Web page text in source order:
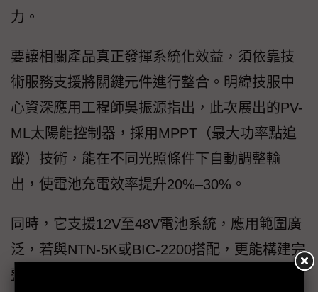
力。
要讓相關產品真正發揮系統化效益，須依靠技
術服務支援將關鍵元件進行整合。明緯技服中
心資深應用工程師吳振源指出，此次展出的PV-
ML太陽能控制器，採用MPPT（最大功率點追
蹤）技術，能在不同光照條件下自動調整輸
出，使電池充電效率提升20%–30%。
同時，它支援12V至48V電池系統，應用範圍廣
泛，若與NTN-5K或BIC-2200搭配，更能構建完
整的光伏儲能系統，成為智慧能源解決方案的